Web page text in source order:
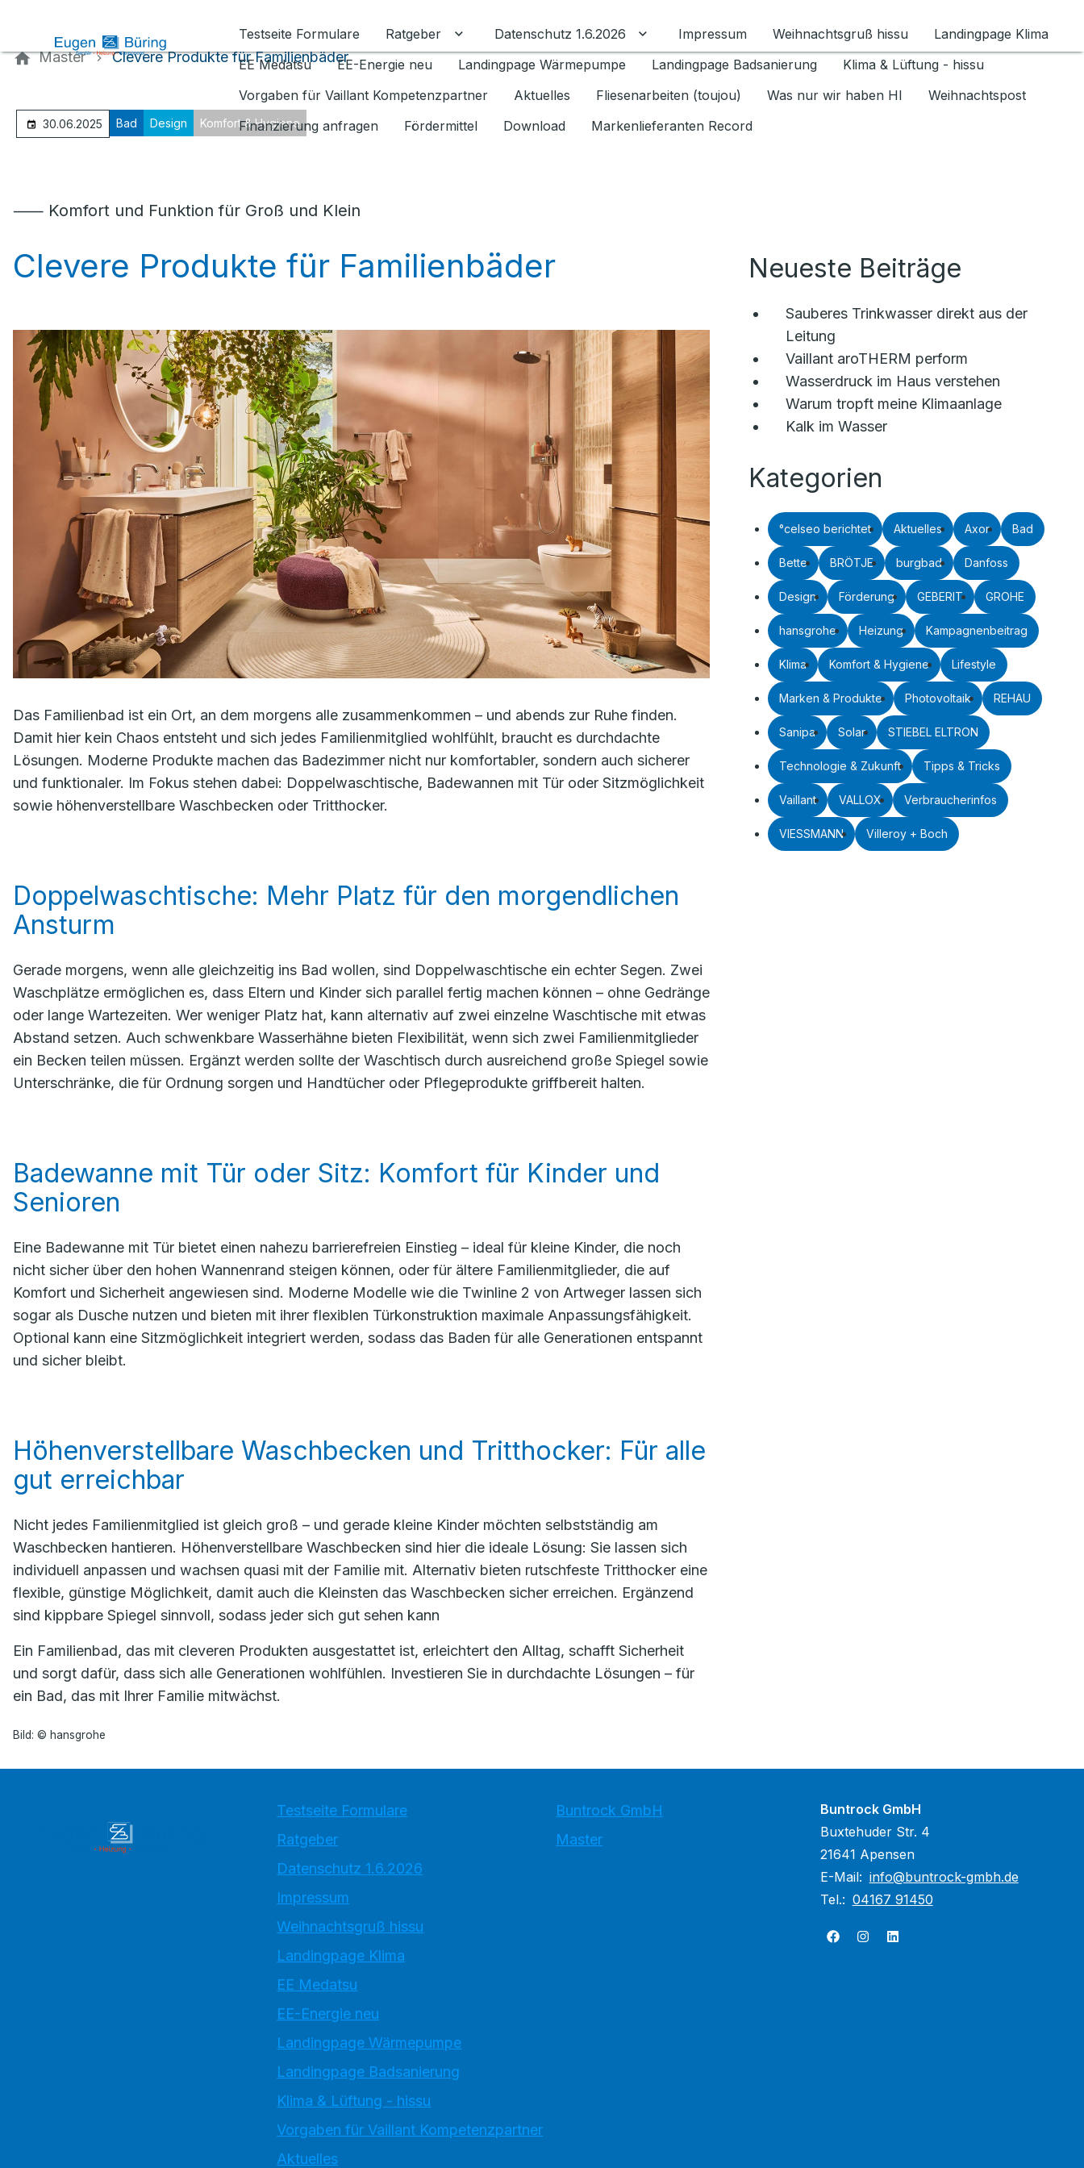
Testseite Formulare
Ratgeber Untermenü für Ratgeber umschalten
Datenschutz 1.6.2026 Untermenü für Datenschutz 1.6.2026 umschalten
Impressum Weihnachtsgruß hissu
Landingpage Klima
EE Medatsu
EE-Energie neu Landingpage Wärmepumpe Landingpage Badsanierung
Klima & Lüftung - hissu
Vorgaben für Vaillant Kompetenzpartner
Aktuelles Fliesenarbeiten (toujou) Was nur wir haben HI
Weihnachtspost
Finanzierung anfragen
Fördermittel Download Markenlieferanten Record
Master Clevere Produkte für Familienbäder
30.06.2025 Bad Design Komfort & Hygiene
⸺ Komfort und Funktion für Groß und Klein
Clevere Produkte für Familienbäder
Das Familienbad ist ein Ort, an dem morgens alle zusammenkommen – und abends zur Ruhe finden.
Damit hier kein Chaos entsteht und sich jedes Familienmitglied wohlfühlt, braucht es durchdachte
Lösungen. Moderne Produkte machen das Badezimmer nicht nur komfortabler, sondern auch sicherer
und funktionaler. Im Fokus stehen dabei: Doppelwaschtische, Badewannen mit Tür oder Sitzmöglichkeit
sowie höhenverstellbare Waschbecken oder Tritthocker.
Doppelwaschtische: Mehr Platz für den morgendlichen
Ansturm
Gerade morgens, wenn alle gleichzeitig ins Bad wollen, sind Doppelwaschtische ein echter Segen. Zwei
Waschplätze ermöglichen es, dass Eltern und Kinder sich parallel fertig machen können – ohne Gedränge
oder lange Wartezeiten. Wer weniger Platz hat, kann alternativ auf zwei einzelne Waschtische mit etwas
Abstand setzen. Auch schwenkbare Wasserhähne bieten Flexibilität, wenn sich zwei Familienmitglieder
ein Becken teilen müssen. Ergänzt werden sollte der Waschtisch durch ausreichend große Spiegel sowie
Unterschränke, die für Ordnung sorgen und Handtücher oder Pflegeprodukte griffbereit halten.
Badewanne mit Tür oder Sitz: Komfort für Kinder und
Senioren
Eine Badewanne mit Tür bietet einen nahezu barrierefreien Einstieg – ideal für kleine Kinder, die noch
nicht sicher über den hohen Wannenrand steigen können, oder für ältere Familienmitglieder, die auf
Komfort und Sicherheit angewiesen sind. Moderne Modelle wie die Twinline 2 von Artweger lassen sich
sogar als Dusche nutzen und bieten mit ihrer flexiblen Türkonstruktion maximale Anpassungsfähigkeit.
Optional kann eine Sitzmöglichkeit integriert werden, sodass das Baden für alle Generationen entspannt
und sicher bleibt.
Höhenverstellbare Waschbecken und Tritthocker: Für alle
gut erreichbar
Nicht jedes Familienmitglied ist gleich groß – und gerade kleine Kinder möchten selbstständig am
Waschbecken hantieren. Höhenverstellbare Waschbecken sind hier die ideale Lösung: Sie lassen sich
individuell anpassen und wachsen quasi mit der Familie mit. Alternativ bieten rutschfeste Tritthocker eine
flexible, günstige Möglichkeit, damit auch die Kleinsten das Waschbecken sicher erreichen. Ergänzend
sind kippbare Spiegel sinnvoll, sodass jeder sich gut sehen kann
Ein Familienbad, das mit cleveren Produkten ausgestattet ist, erleichtert den Alltag, schafft Sicherheit
und sorgt dafür, dass sich alle Generationen wohlfühlen. Investieren Sie in durchdachte Lösungen – für
ein Bad, das mit Ihrer Familie mitwächst.
Bild: © hansgrohe
Neueste Beiträge
Sauberes Trinkwasser direkt aus der
Leitung
Vaillant aroTHERM perform
Wasserdruck im Haus verstehen
Warum tropft meine Klimaanlage
Kalk im Wasser
Kategorien
°celseo berichtet Aktuelles Axor Bad
Bette BRÖTJE burgbad Danfoss
Design Förderung GEBERIT GROHE
hansgrohe Heizung Kampagnenbeitrag
Klima Komfort & Hygiene Lifestyle
Marken & Produkte Photovoltaik REHAU
Sanipa Solar STIEBEL ELTRON
Technologie & Zukunft Tipps & Tricks
Vaillant VALLOX Verbraucherinfos
VIESSMANN Villeroy + Boch
Testseite Formulare
Ratgeber
Datenschutz 1.6.2026
Impressum
Weihnachtsgruß hissu
Landingpage Klima
EE Medatsu
EE-Energie neu
Landingpage Wärmepumpe
Landingpage Badsanierung
Klima & Lüftung - hissu
Vorgaben für Vaillant Kompetenzpartner
Aktuelles
Buntrock GmbH
Master
Buntrock GmbH
Buxtehuder Str. 4
21641 Apensen
E-Mail: info@buntrock-gmbh.de
Tel.: 04167 91450